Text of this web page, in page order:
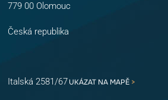
779 00 Olomouc
Česká republika
Italská 2581/67UKÁZAT NA MAPĚ >